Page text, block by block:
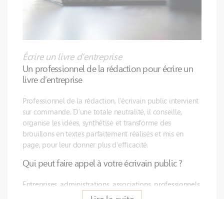
Écrire un livre d’entreprise
Un professionnel de la rédaction pour écrire un
livre d’entreprise
Professionnel de la rédaction, l’écrivain public intervient
sur commande. D’une totale neutralité, il conseille,
organise les idées, synthétise et transforme des
brouillons en textes parfaitement réalisés et mis en
page, pour leur donner plus d’efficacité.
Qui peut faire appel à votre écrivain public ?
Entreprises, administrations, associations, professionnels
indépendants… Tous les professionnels peuvent faire